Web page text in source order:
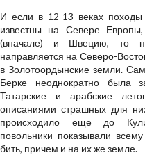
И если в 12-13 веках походы
известны на Севере Европы,
(вначале) и Швецию, то
направляется на Северо-
в Золотоордынские земли.
Берке неоднократно была
Татарские и арабские
описаниями страшных для
происходило еще до
повольники показывали
бить, причем и на их же земле.